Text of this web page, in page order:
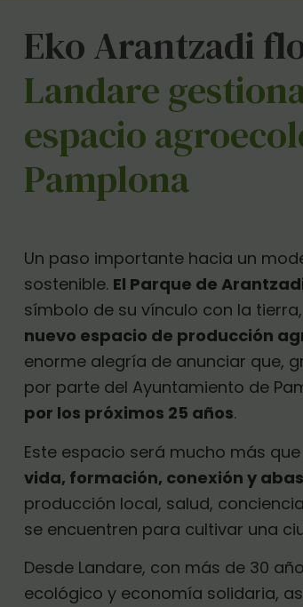
Eko Arantzadi
Landare
espacio
Pamplona
Un paso importante hacia un
sostenible. El Parque de
símbolo de su vínculo con la tierra,
nuevo espacio de producción
enorme alegría de anunciar que,
por parte del Ayuntamiento de
por los próximos 25 años.
Este espacio será mucho más
vida, formación, conexión y
producción local, salud,
se encuentren para cultivar una
Desde Landare, con más de 30
ecológico y economía solidaria,